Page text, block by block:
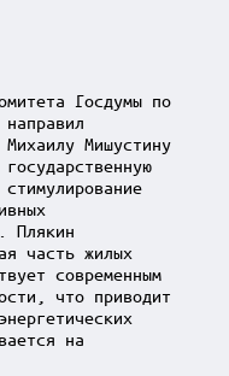
Госдумы по
Мишустину
Плякин
часть жилых
современным
что приводит
на